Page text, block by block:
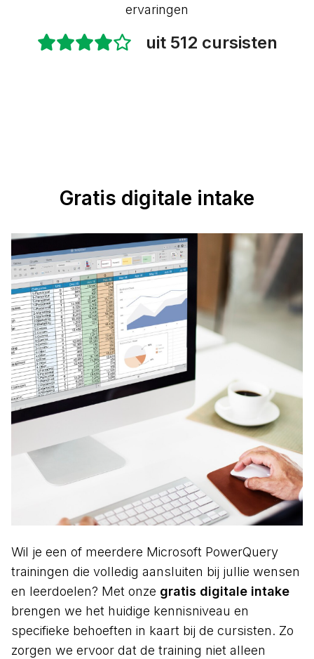
ervaringen
uit 512 cursisten
Gratis digitale intake
Wil je een of meerdere Microsoft PowerQuery
trainingen die volledig aansluiten bij jullie wensen
en leerdoelen? Met onze gratis digitale intake
brengen we het huidige kennisniveau en
specifieke behoeften in kaart bij de cursisten. Zo
zorgen we ervoor dat de training niet alleen